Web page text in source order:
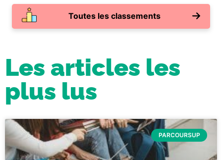
Toutes les classements
Les articles les
plus lus
PARCOURSUP